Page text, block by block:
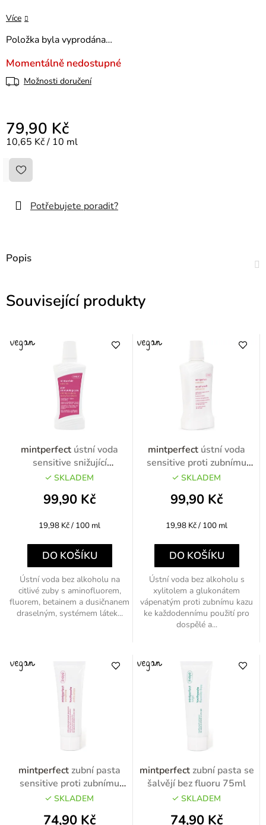
Více
Položka byla vyprodána…
Momentálně nedostupné
Možnosti doručení
79,90 Kč
Měrná cena:
10,65 Kč / 10 ml
Potřebujete poradit?
Popis
Související produkty
mintperfect ústní voda
sensitive snižující
přecitlivělost 500ml
SKLADEM
99,90 Kč
Měrná
19,98 Kč / 100 ml
DO KOŠÍKU
Ústní voda bez alkoholu na
citlivé zuby s aminofluorem,
fluorem, betainem a dusičnanem
draselným, systémem látek...
mintperfect ústní voda
sensitive proti zubnímu
kazu 500ml
SKLADEM
99,90 Kč
Měrná
19,98 Kč / 100 ml
DO KOŠÍKU
Ústní voda bez alkoholu s
xylitolem a glukonátem
vápenatým proti zubnímu kazu
ke každodennímu použití pro
dospělé a...
mintperfect zubní pasta
sensitive proti zubnímu
kazu 75ml
SKLADEM
74,90 Kč
mintperfect zubní pasta se
šalvějí bez fluoru 75ml
SKLADEM
74,90 Kč